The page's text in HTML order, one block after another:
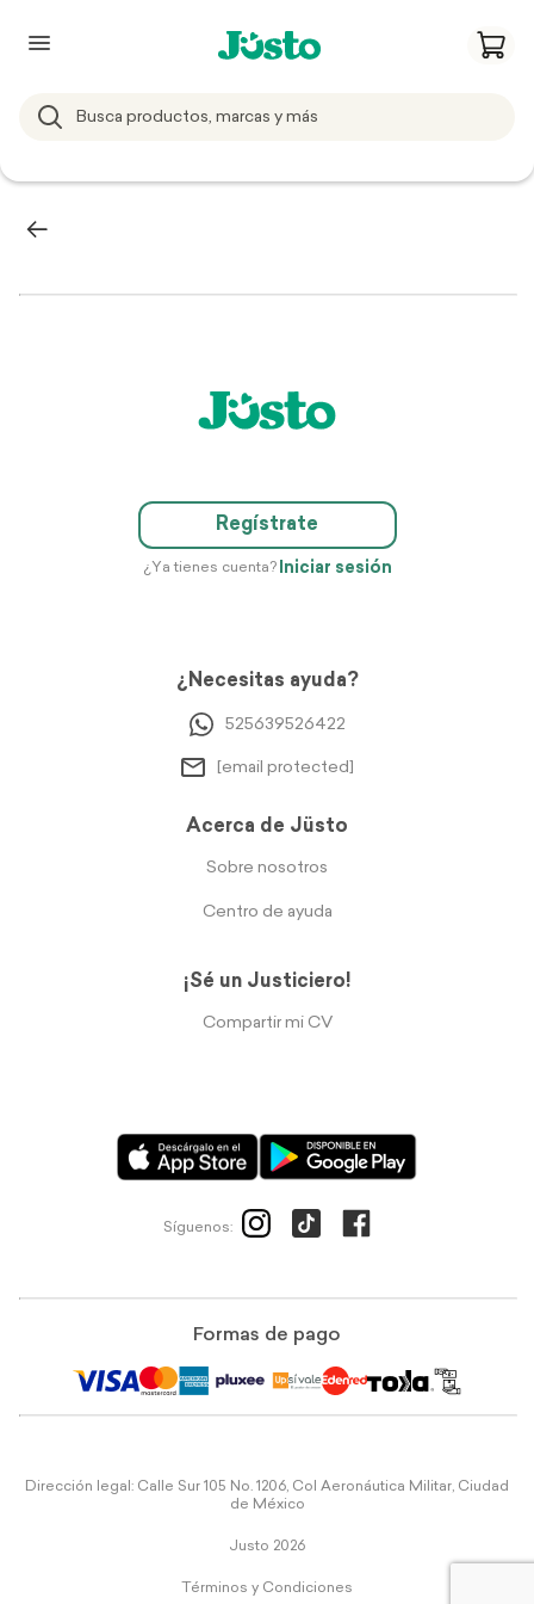
Regístrate
¿Ya tienes cuenta? Iniciar sesión
¿Necesitas ayuda?
525639526422
[email protected]
Acerca de Jüsto
Sobre nosotros
Centro de ayuda
¡Sé un Justiciero!
Compartir mi CV
Síguenos:
Formas de pago
Dirección legal: Calle Sur 105 No. 1206, Col Aeronáutica Militar, Ciudad
de México
Justo 2026
Términos y Condiciones